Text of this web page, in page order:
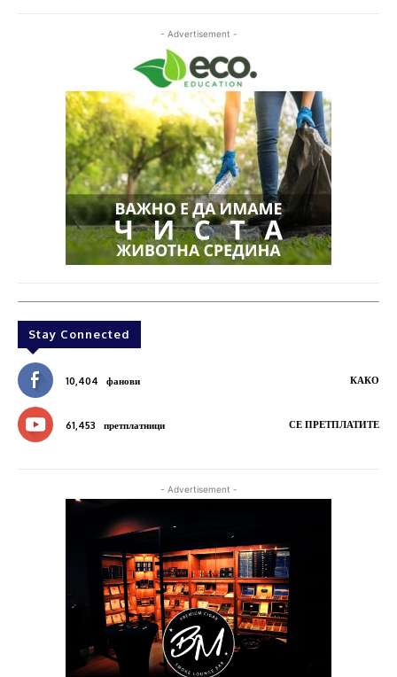
- Advertisement -
Stay Connected
10,404 фанови КАКО
61,453 претплатници СЕ ПРЕТПЛАТИТЕ
- Advertisement -